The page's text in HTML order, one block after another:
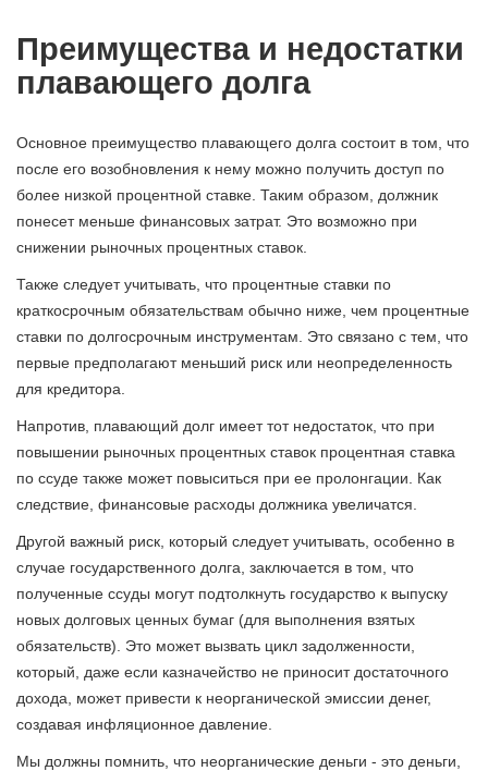
Преимущества и недостатки
плавающего долга
Основное преимущество плавающего долга состоит в том, что
после его возобновления к нему можно получить доступ по
более низкой процентной ставке. Таким образом, должник
понесет меньше финансовых затрат. Это возможно при
снижении рыночных процентных ставок.
Также следует учитывать, что процентные ставки по
краткосрочным обязательствам обычно ниже, чем процентные
ставки по долгосрочным инструментам. Это связано с тем, что
первые предполагают меньший риск или неопределенность
для кредитора.
Напротив, плавающий долг имеет тот недостаток, что при
повышении рыночных процентных ставок процентная ставка
по ссуде также может повыситься при ее пролонгации. Как
следствие, финансовые расходы должника увеличатся.
Другой важный риск, который следует учитывать, особенно в
случае государственного долга, заключается в том, что
полученные ссуды могут подтолкнуть государство к выпуску
новых долговых ценных бумаг (для выполнения взятых
обязательств). Это может вызвать цикл задолженности,
который, даже если казначейство не приносит достаточного
дохода, может привести к неорганической эмиссии денег,
создавая инфляционное давление.
Мы должны помнить, что неорганические деньги - это деньги,